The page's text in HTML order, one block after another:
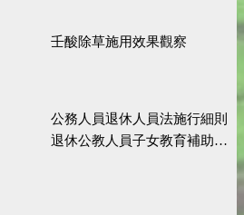
壬酸除草施用效果觀察
公務人員退休人員法施行細則
退休公教人員子女教育補助規定